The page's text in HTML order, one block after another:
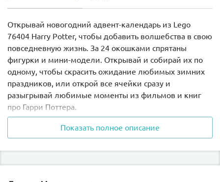
Открывай новогодний адвент-календарь из Lego
76404 Harry Potter, чтобы добавить волшебства в свою
повседневную жизнь. За 24 окошками спрятаны
фигурки и мини-модели. Открывай и собирай их по
одному, чтобы скрасить ожидание любимых зимних
праздников, или открой все ячейки сразу и
разыгрывай любимые моменты из фильмов и книг
про Гарри Поттера.
Данный комплект хорош как самостоятельный
конструктор, так и в качестве дополнения уже
имеющихся у игрока.
Показать полное описание